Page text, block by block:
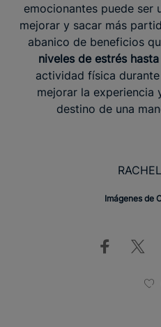
emocionantes puede ser
mejorar y sacar más
abanico de beneficios
niveles de estrés
actividad física
mejorar la experiencia
destino de una
Imágenes de